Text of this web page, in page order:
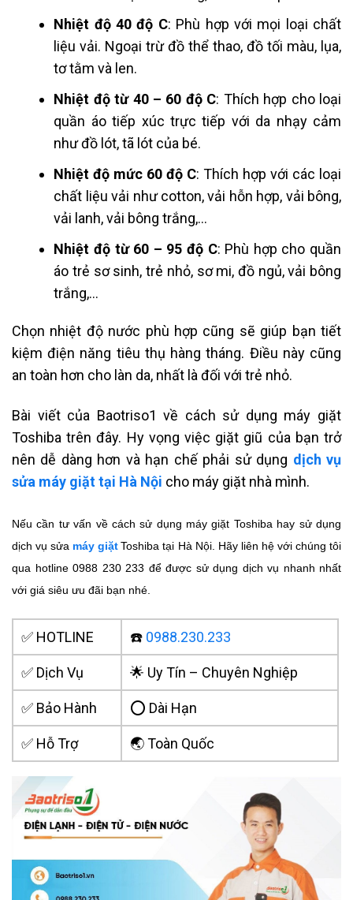
Nhiệt độ 40 độ C: Phù hợp với mọi loại chất
liệu vải. Ngoại trừ đồ thể thao, đồ tối màu, lụa,
tơ tằm và len.
Nhiệt độ từ 40 – 60 độ C: Thích hợp cho loại
quần áo tiếp xúc trực tiếp với da nhạy cảm
như đồ lót, tã lót của bé.
Nhiệt độ mức 60 độ C: Thích hợp với các loại
chất liệu vải như cotton, vải hỗn hợp, vải bông,
vải lanh, vải bông trắng,…
Nhiệt độ từ 60 – 95 độ C: Phù hợp cho quần
áo trẻ sơ sinh, trẻ nhỏ, sơ mi, đồ ngủ, vải bông
trắng,…
Chọn nhiệt độ nước phù hợp cũng sẽ giúp bạn tiết
kiệm điện năng tiêu thụ hàng tháng. Điều này cũng
an toàn hơn cho làn da, nhất là đối với trẻ nhỏ.
Bài viết của Baotriso1 về cách sử dụng máy giặt
Toshiba trên đây. Hy vọng việc giặt giũ của bạn trở
nên dễ dàng hơn và hạn chế phải sử dụng dịch vụ
sửa máy giặt tại Hà Nội cho máy giặt nhà mình.
Nếu cần tư vấn về cách sử dụng máy giặt Toshiba hay sử dụng
dịch vụ sửa máy giặt Toshiba tại Hà Nội. Hãy liên hệ với chúng tôi
qua hotline 0988 230 233 để được sử dụng dịch vụ nhanh nhất
với giá siêu ưu đãi bạn nhé.
✅ HOTLINE ☎️ 0988.230.233
✅ Dịch Vụ 🌟 Uy Tín – Chuyên Nghiệp
✅ Bảo Hành ⭕ Dài Hạn
✅ Hỗ Trợ 🌏 Toàn Quốc